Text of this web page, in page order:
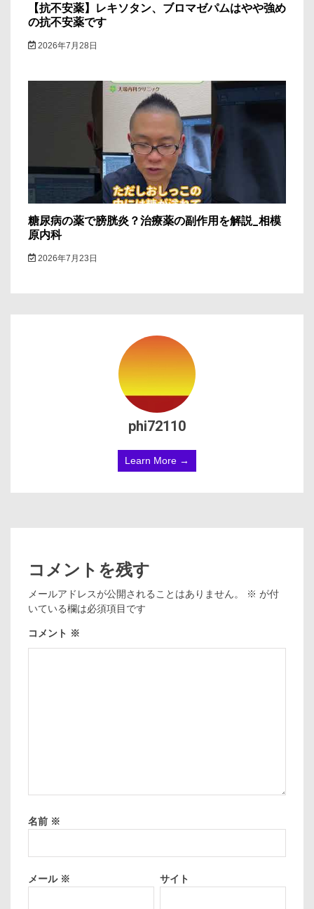
【抗不安薬】レキソタン、ブロマゼパムはやや強め
の抗不安薬です
2026年7月28日
糖尿病の薬で膀胱炎？治療薬の副作用を解説_相模
原内科
2026年7月23日
phi72110
Learn More →
コメントを残す
メールアドレスが公開されることはありません。 ※ が付
いている欄は必須項目です
コメント ※
名前 ※
メール ※ サイト